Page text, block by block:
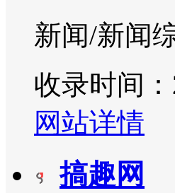
新闻/新闻
收录时间
网站详情
搞趣网